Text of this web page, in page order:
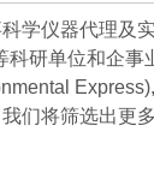
学仪器代理
科研单位和企
们将筛选出更